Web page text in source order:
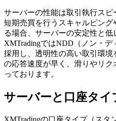
サーバーの性能は取引執行ス
短期売買を行うスキャルピン
る場合、サーバーの安定性と低
XMTradingではNDD（ノン・
採用し、透明性の高い取引環
の応答速度が早く、滑りやリ
っております。
サーバーと口座タイ
XMTradingの口座タイプ（スタ